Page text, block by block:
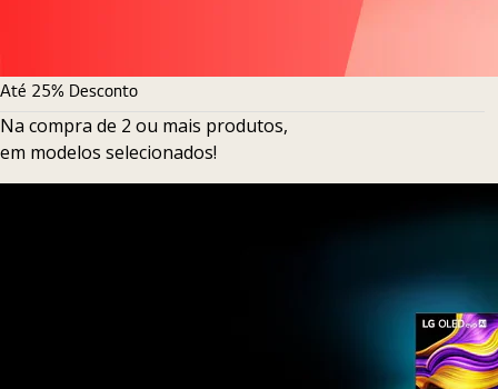
Até 25% Desconto
Na compra de 2 ou mais produtos,
em modelos selecionados!